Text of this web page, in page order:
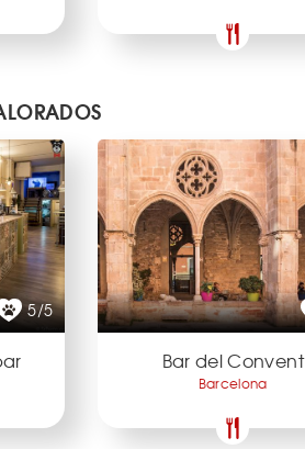
5/5
Bar del Convent
Barcelona